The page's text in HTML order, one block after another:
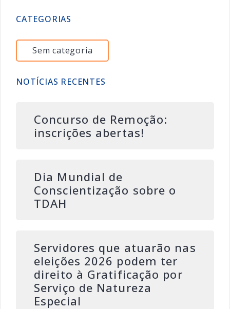
CATEGORIAS
Sem categoria
NOTÍCIAS RECENTES
Concurso de Remoção:
inscrições abertas!
Dia Mundial de
Conscientização sobre o
TDAH
Servidores que atuarão nas
eleições 2026 podem ter
direito à Gratificação por
Serviço de Natureza
Especial